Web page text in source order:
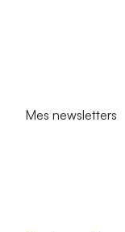
Mes newsletters